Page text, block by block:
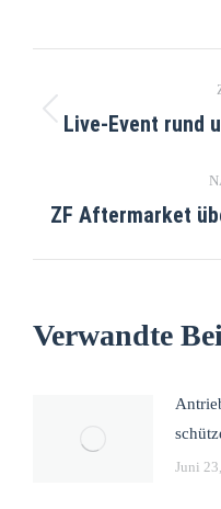
Live-Event rund
ZF Aftermarket
Verwandte
Juni